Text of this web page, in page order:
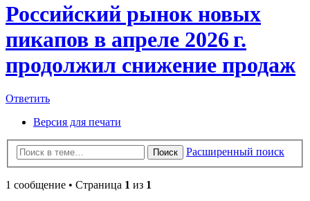
Российский рынок новых
пикапов в апреле 2026 г.
продолжил снижение продаж
Ответить
Версия для печати
Поиск Расширенный поиск
1 сообщение • Страница 1 из 1